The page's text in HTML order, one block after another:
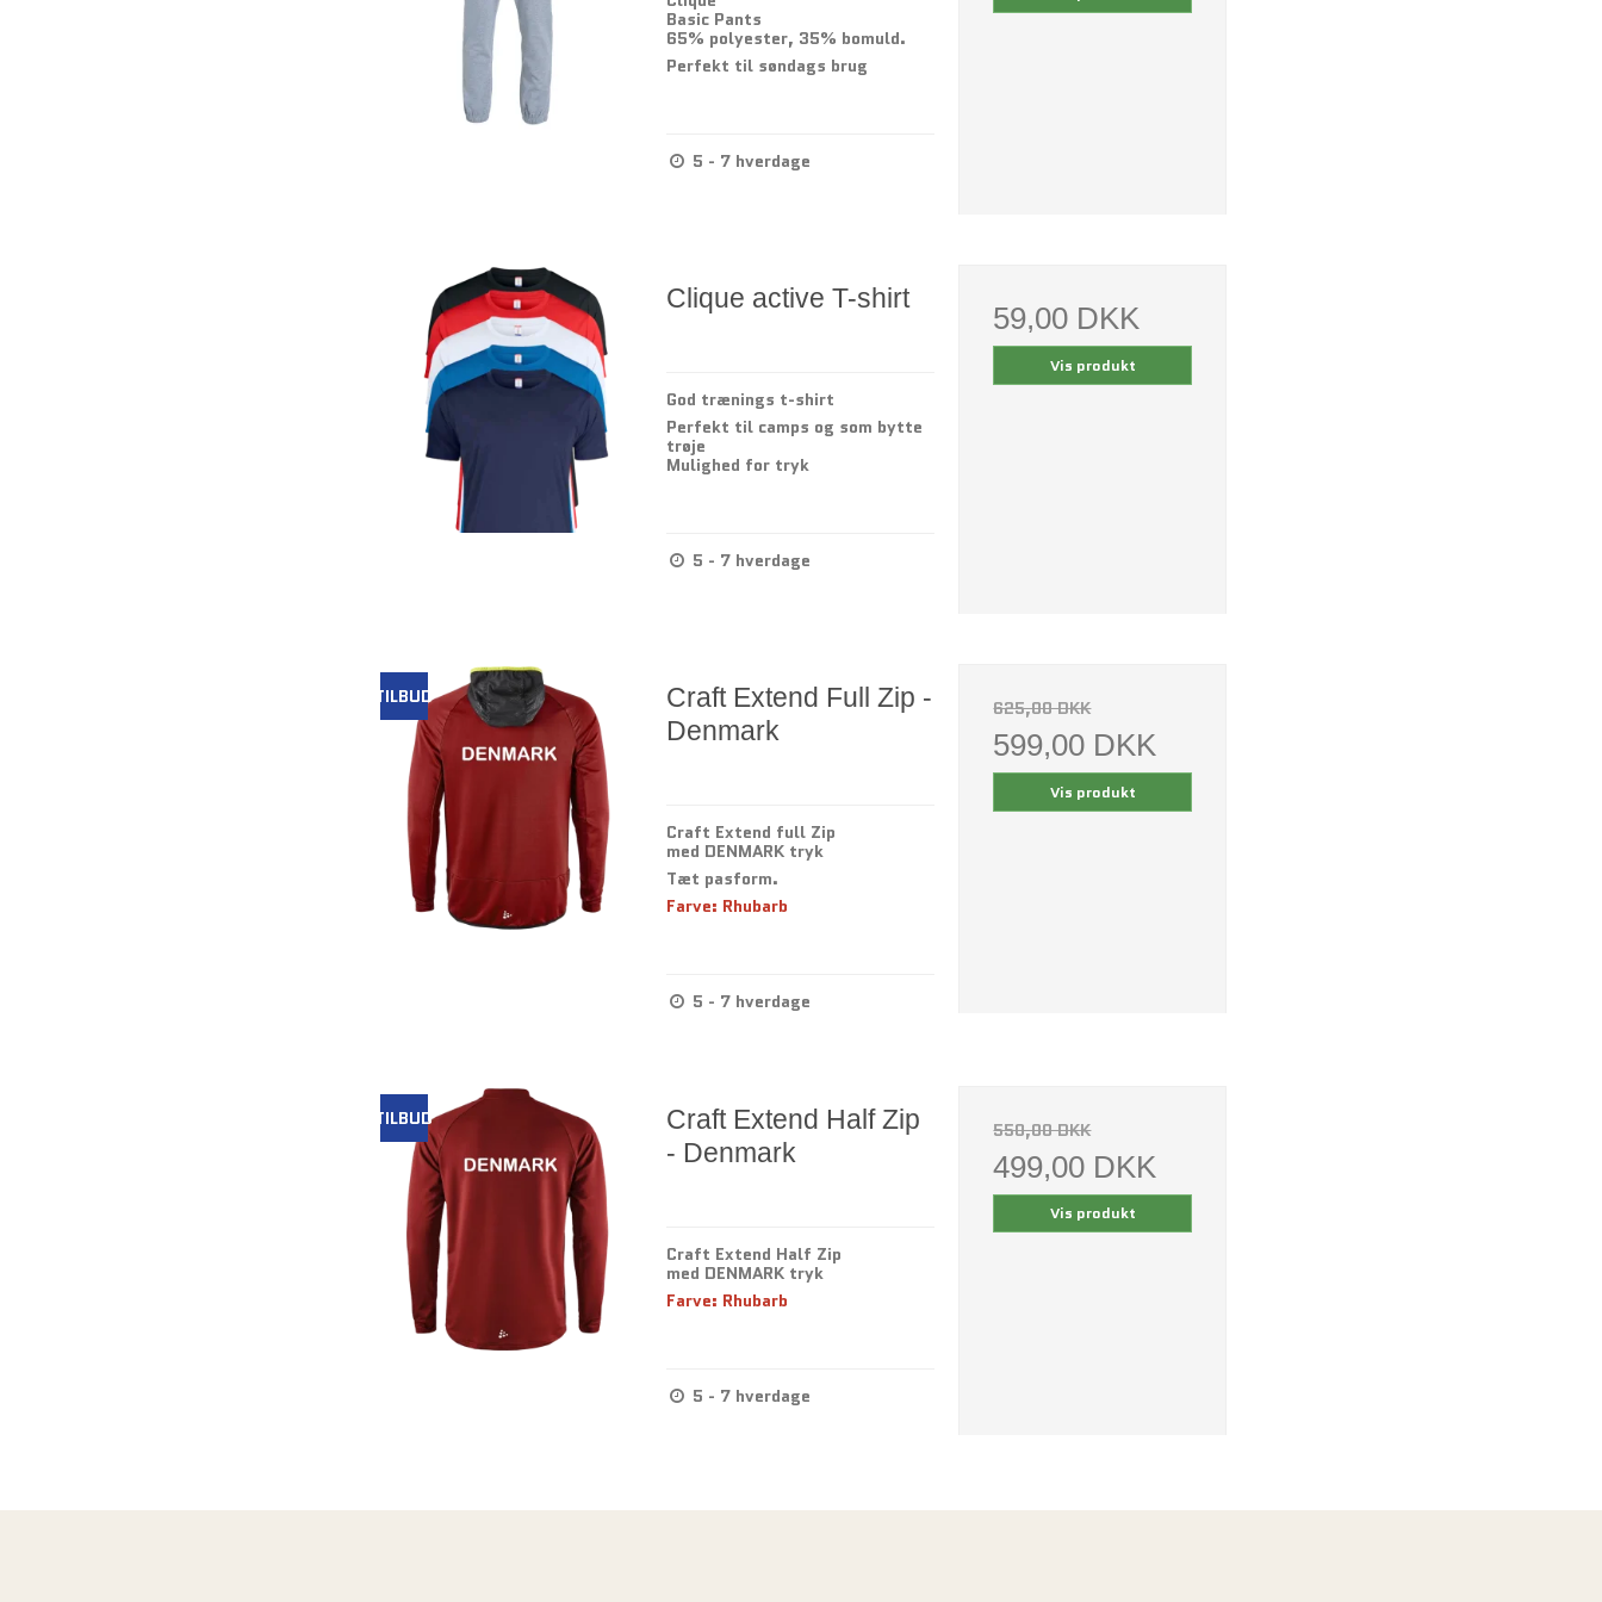
Basic Pants
65% polyester, 35% bomuld.
Perfekt til søndags brug
5 - 7 hverdage
Clique active T-shirt
God trænings t-shirt
Perfekt til camps og som bytte
trøje
Mulighed for tryk
5 - 7 hverdage
59,00 DKK
Vis produkt
TILBUD
Craft Extend Full Zip -
Denmark
Craft Extend full Zip
med DENMARK tryk
Tæt pasform.
Farve: Rhubarb
5 - 7 hverdage
625,00 DKK
599,00 DKK
Vis produkt
TILBUD
Craft Extend Half Zip
- Denmark
Craft Extend Half Zip
med DENMARK tryk
Farve: Rhubarb
5 - 7 hverdage
550,00 DKK
499,00 DKK
Vis produkt